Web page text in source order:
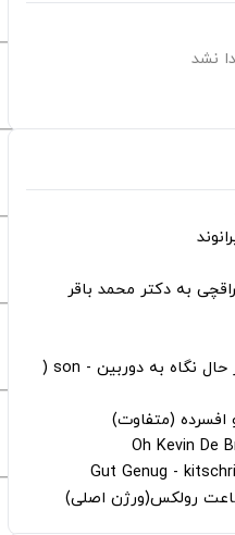
نشد
به دکتر محمد باقر
دانلود قالب مرد سیاه پوست در حال نگاه به دوربین - son (
افسرده (متفاوت)
ساعت رولکس(ورژن اصلی)